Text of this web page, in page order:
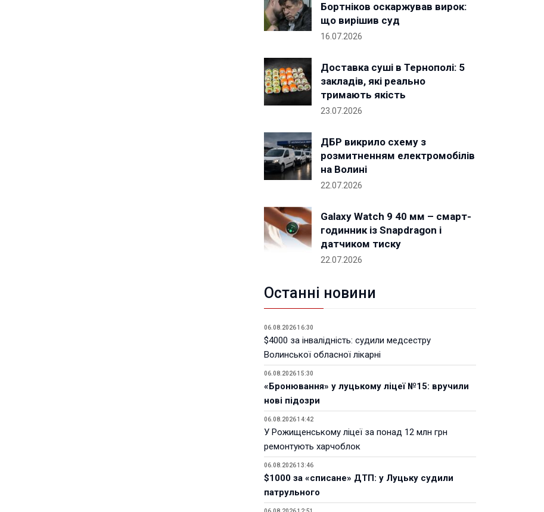
Бортніков оскаржував вирок:
що вирішив суд
16.07.2026
Доставка суші в Тернополі: 5
закладів, які реально
тримають якість
23.07.2026
ДБР викрило схему з
розмитненням електромобілів
на Волині
22.07.2026
Galaxy Watch 9 40 мм – смарт-
годинник із Snapdragon і
датчиком тиску
22.07.2026
Останні новини
06.08.2026 16:30
$4000 за інвалідність: судили медсестру
Волинської обласної лікарні
06.08.2026 15:30
«Бронювання» у луцькому ліцеї №15: вручили
нові підозри
06.08.2026 14:42
У Рожищенському ліцеї за понад 12 млн грн
ремонтують харчоблок
06.08.2026 13:46
$1000 за «списане» ДТП: у Луцьку судили
патрульного